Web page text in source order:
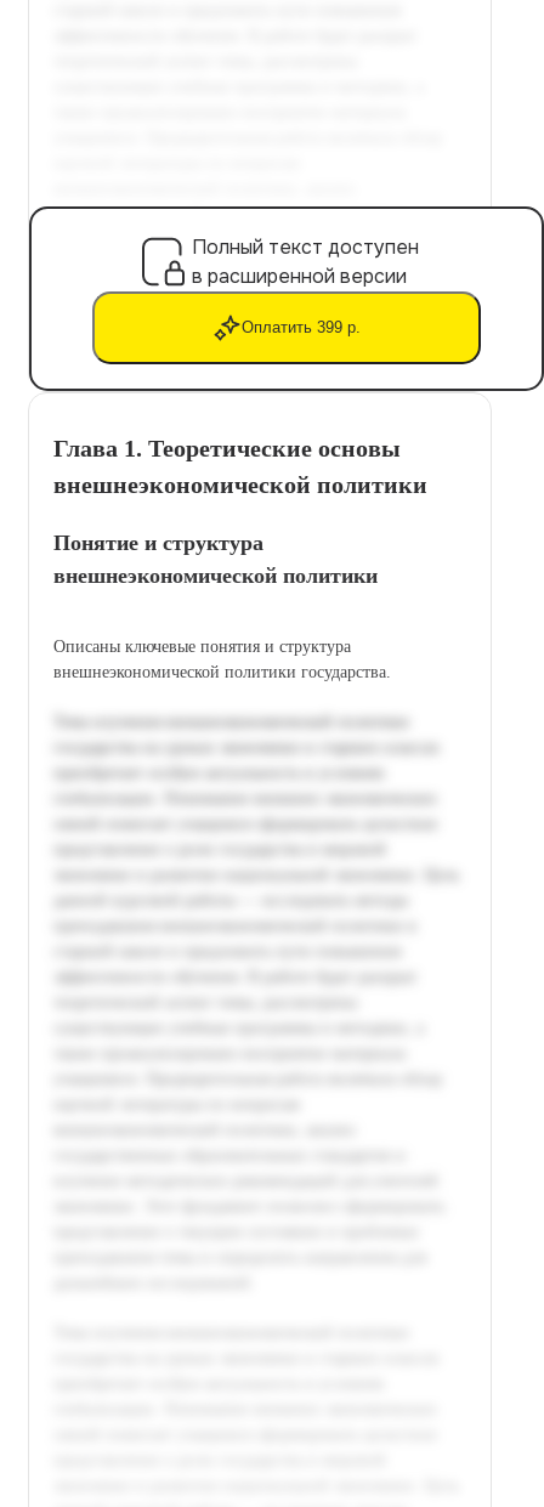
Полный текст доступен
в расширенной версии
Оплатить 399 р.
Глава 1. Теоретические основы
внешнеэкономической политики
Понятие и структура
внешнеэкономической политики
Описаны ключевые понятия и структура
внешнеэкономической политики государства.